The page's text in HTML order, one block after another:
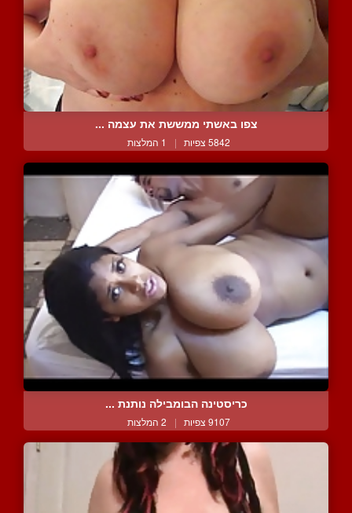
צפו באשתי ממששת את עצמה ...
5842 צפיות | 1 המלצות
כריסטינה הבומבילה נותנת ...
9107 צפיות | 2 המלצות